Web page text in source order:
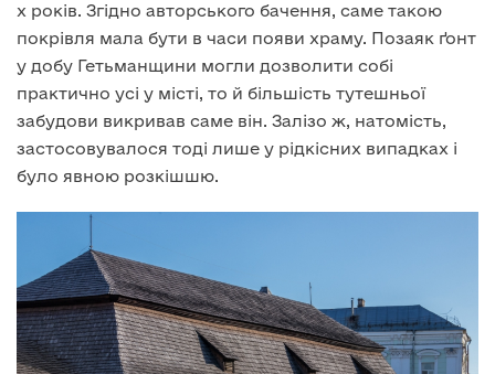
х років. Згідно авторського бачення, саме такою
покрівля мала бути в часи появи храму. Позаяк ґонт
у добу Гетьманщини могли дозволити собі
практично усі у місті, то й більшість тутешньої
забудови викривав саме він. Залізо ж, натомість,
застосовувалося тоді лише у рідкісних випадках і
було явною розкішшю.